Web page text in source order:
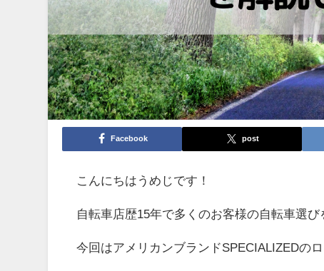
Facebook post
こんにちはうめじです！
自転車店歴15年で多くのお客様の自転車選
今回はアメリカンブランドSPECIALIZEDの